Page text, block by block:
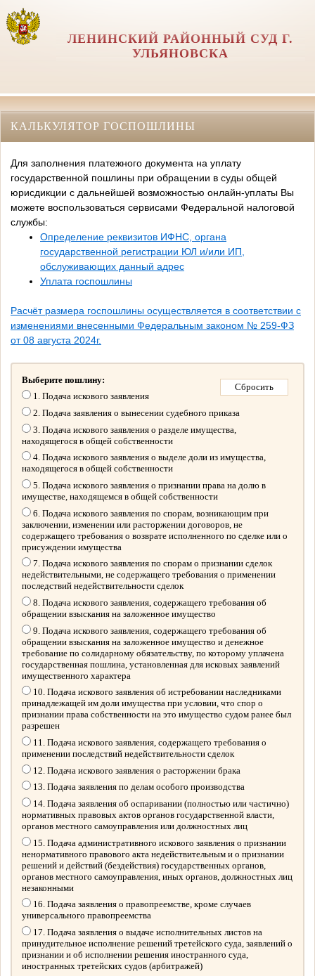
ЛЕНИНСКИЙ РАЙОННЫЙ СУД Г.
УЛЬЯНОВСКА
КАЛЬКУЛЯТОР ГОСПОШЛИНЫ
Для заполнения платежного документа на уплату
государственной пошлины при обращении в суды общей
юрисдикции с дальнейшей возможностью онлайн-уплаты Вы
можете воспользоваться сервисами Федеральной налоговой
службы:
Определение реквизитов ИФНС, органа
государственной регистрации ЮЛ и/или ИП,
обслуживающих данный адрес
Уплата госпошлины
Расчёт размера госпошлины осуществляется в соответствии с
изменениями внесенными Федеральным законом № 259-ФЗ
от 08 августа 2024г.
Выберите пошлину:
1. Подача искового заявления
2. Подача заявления о вынесении судебного приказа
3. Подача искового заявления о разделе имущества,
находящегося в общей собственности
4. Подача искового заявления о выделе доли из имущества,
находящегося в общей собственности
5. Подача искового заявления о признании права на долю в
имуществе, находящемся в общей собственности
6. Подача искового заявления по спорам, возникающим при
заключении, изменении или расторжении договоров, не
содержащего требования о возврате исполненного по сделке или о
присуждении имущества
7. Подача искового заявления по спорам о признании сделок
недействительными, не содержащего требования о применении
последствий недействительности сделок
8. Подача искового заявления, содержащего требования об
обращении взыскания на заложенное имущество
9. Подача искового заявления, содержащего требования об
обращении взыскания на заложенное имущество и денежное
требование по солидарному обязательству, по которому уплачена
государственная пошлина, установленная для исковых заявлений
имущественного характера
10. Подача искового заявления об истребовании наследниками
принадлежащей им доли имущества при условии, что спор о
признании права собственности на это имущество судом ранее был
разрешен
11. Подача искового заявления, содержащего требования о
применении последствий недействительности сделок
12. Подача искового заявления о расторжении брака
13. Подача заявления по делам особого производства
14. Подача заявления об оспаривании (полностью или частично)
нормативных правовых актов органов государственной власти,
органов местного самоуправления или должностных лиц
15. Подача административного искового заявления о признании
ненормативного правового акта недействительным и о признании
решений и действий (бездействия) государственных органов,
органов местного самоуправления, иных органов, должностных лиц
незаконными
16. Подача заявления о правопреемстве, кроме случаев
универсального правопреемства
17. Подача заявления о выдаче исполнительных листов на
принудительное исполнение решений третейского суда, заявлений о
признании и об исполнении решения иностранного суда,
иностранных третейских судов (арбитражей)